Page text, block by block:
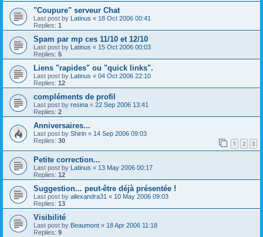
"Coupure" serveur Chat
Last post by Latinus « 18 Oct 2006 00:41
Replies: 1
Spam par mp ces 11/10 et 12/10
Last post by Latinus « 15 Oct 2006 00:03
Replies: 5
Liens "rapides" ou "quick links".
Last post by Latinus « 04 Oct 2006 22:10
Replies: 12
compléments de profil
Last post by resina « 22 Sep 2006 13:41
Replies: 2
Anniversaires...
Last post by Shirin « 14 Sep 2006 09:03
Replies: 30 1 2 3
Petite correction...
Last post by Latinus « 13 May 2006 00:17
Replies: 12
Suggestion... peut-être déjà présentée !
Last post by allexandra31 « 10 May 2006 09:03
Replies: 13
Visibilité
Last post by Beaumont « 18 Apr 2006 11:18
Replies: 9